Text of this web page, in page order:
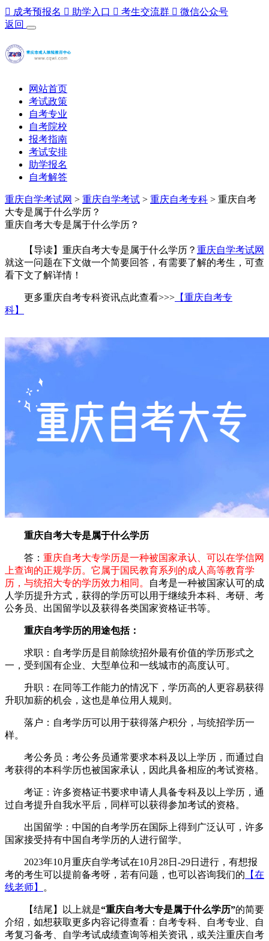
 成考预报名  助学入口  考生交流群  微信公众号
返回
网站首页
考试政策
自考专业
自考院校
报考指南
考试安排
助学报名
自考解答
重庆自学考试网 > 重庆自学考试 > 重庆自考专科 > 重庆自考
大专是属于什么学历？
重庆自考大专是属于什么学历？
【导读】重庆自考大专是属于什么学历？ 重庆自学考试网
就这一问题在下文做一个简要回答，有需要了解的考生，可查
看下文了解详情！
更多重庆自考专科资讯点此查看>>> 【重庆自考专
科】
重庆自考大专是属于什么学历
答： 重庆自考大专学历是一种被国家承认、可以在学信网
上查询的正规学历。它属于国民教育系列的成人高等教育学
历，与统招大专的学历效力相同。
自考是一种被国家认可的成
人学历提升方式，获得的学历可以用于继续升本科、考研、考
公务员、出国留学以及获得各类国家资格证书等。
重庆自考学历的用途包括：
求职：自考学历是目前除统招外最有价值的学历形式之
一，受到国有企业、大型单位和一线城市的高度认可。
升职：在同等工作能力的情况下，学历高的人更容易获得
升职加薪的机会，这也是单位用人规则。
落户：自考学历可以用于获得落户积分，与统招学历一
样。
考公务员：考公务员通常要求本科及以上学历，而通过自
考获得的本科学历也被国家承认，因此具备相应的考试资格。
考证：许多资格证书要求申请人具备专科及以上学历，通
过自考提升自我水平后，同样可以获得参加考试的资格。
出国留学：中国的自考学历在国际上得到广泛认可，许多
国家接受持有中国自考学历的人进行留学。
2023年10月重庆自学考试在10月28日-29日进行，有想报
考的考生可以提前备考呀，若有问题，也可以咨询我们的 【在
线老师】
。
【结尾】以上就是“重庆自考大专是属于什么学历”的简要
介绍，如想获取更多内容记得查看：自考专科、自考专业、自
考复习备考、自学考试成绩查询等相关资讯，或关注重庆自考